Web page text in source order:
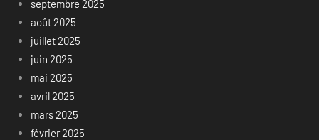
septembre 2025
août 2025
juillet 2025
juin 2025
mai 2025
avril 2025
mars 2025
février 2025